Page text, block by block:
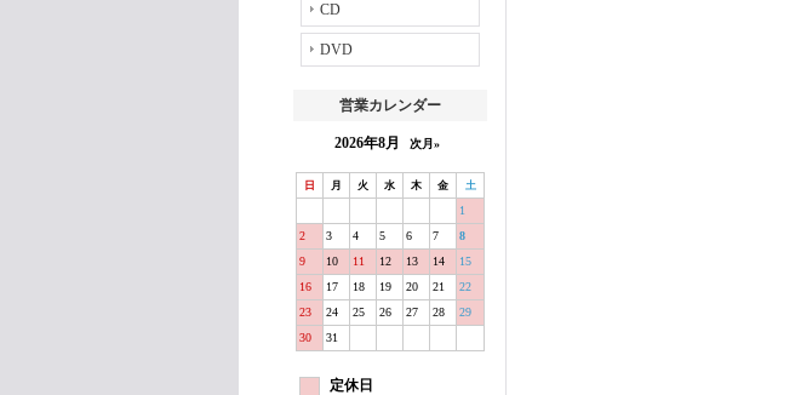
CD
DVD
営業カレンダー
2026年8月 次月»
日 月 火 水 木 金 土
1
2
3 4 5 6 7
8
9
10 11 12 13 14
15
16
17 18 19 20 21
22
23
24 25 26 27 28
29
30
31
定休日